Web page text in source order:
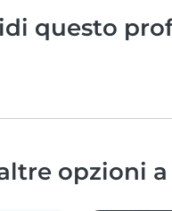
questo
opzioni